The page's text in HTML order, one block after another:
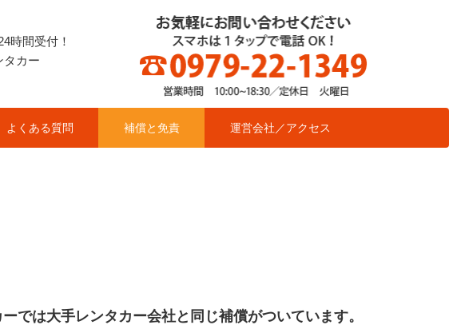
時間受付！
タカー
よくある質問 補償と免責 運営会社／アクセス
では大手レンタカー会社と同じ補償がついています。